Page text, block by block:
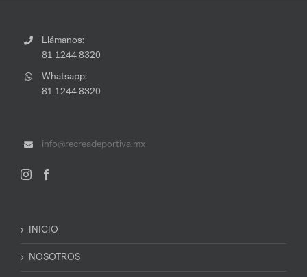
Llámanos:
81 1244 8320
Whatsapp:
81 1244 8320
info@recreadeportiva.mx
INICIO
NOSOTROS